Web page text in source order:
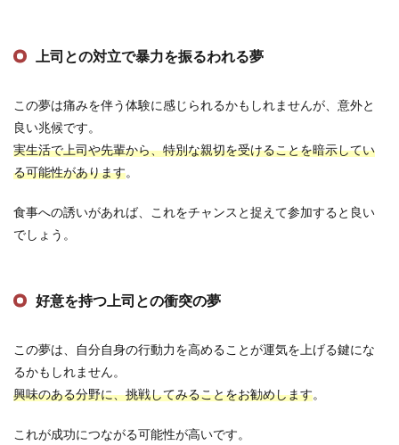
上司との対立で暴力を振るわれる夢
この夢は痛みを伴う体験に感じられるかもしれませんが、意外と
良い兆候です。
実生活で上司や先輩から、特別な親切を受けることを暗示してい
る可能性があります。
食事への誘いがあれば、これをチャンスと捉えて参加すると良い
でしょう。
好意を持つ上司との衝突の夢
この夢は、自分自身の行動力を高めることが運気を上げる鍵にな
るかもしれません。
興味のある分野に、挑戦してみることをお勧めします。
これが成功につながる可能性が高いです。